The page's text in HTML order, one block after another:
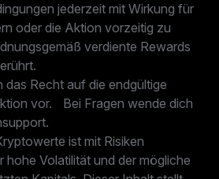
jederzeit mit Wirkung für
oder die Aktion vorzeitig zu
verdiente Rewards
das Recht auf die endgültige
vor. Bei Fragen wende dich
ist mit Risiken
hohe Volatilität und der mögliche